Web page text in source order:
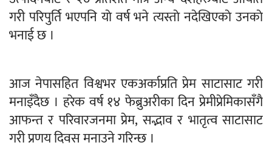
गरी परिपुर्ति भएपनि याे वर्ष भने त्यस्ताे नदेखिएकाे उनकाे
भनाई छ ।
आज नेपासहित विश्वभर एकअर्काप्रति प्रेम साटासाट गरी
मनाइँदैछ । हरेक वर्ष १४ फेब्रुअरीका दिन प्रेमीप्रेमिकासँगै
आफन्त र परिवारजनमा प्रेम, सद्भाव र भातृत्व साटासाट
गरी प्रणय दिवस मनाउने गरिन्छ ।